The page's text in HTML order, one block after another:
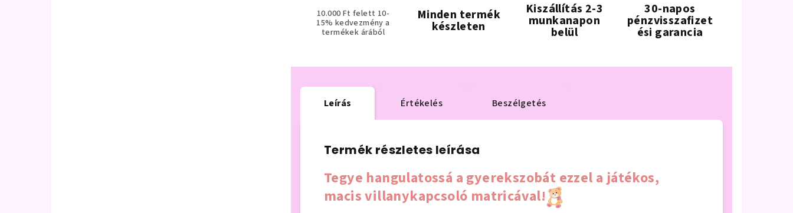
10.000 Ft felett 10-
15% kedvezmény a
termékek árából
Minden termék
készleten
Kiszállítás 2-3
munkanapon
belül
30-napos
pénzvisszafizet
ési garancia
Leírás Értékelés Beszélgetés
Termék részletes leírása
Tegye hangulatossá a gyerekszobát ezzel a játékos,
macis villanykapcsoló matricával!